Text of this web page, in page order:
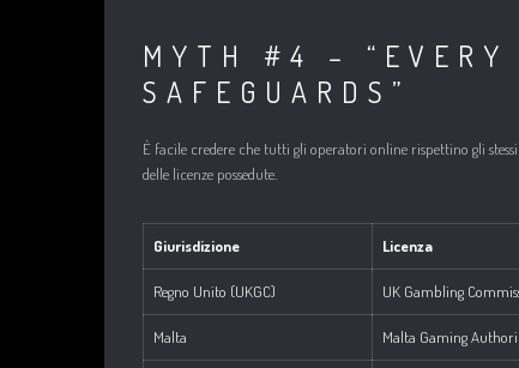
MYTH #4 – “EVERY
SAFEGUARDS”
È facile credere che tutti gli operatori online rispettino gli
delle licenze possedute.​
Giurisdizione Licenza
Regno Unito (UKGC) UK Gambling
Malta Malta Gaming